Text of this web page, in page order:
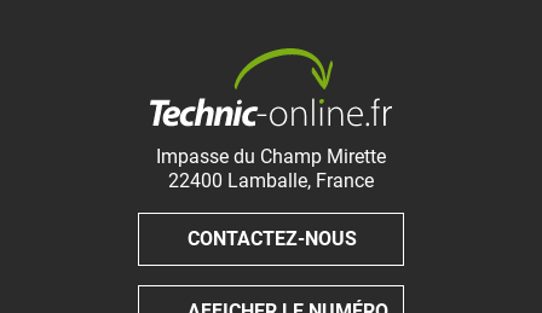
Impasse du Champ Mirette
22400 Lamballe, France
CONTACTEZ-NOUS